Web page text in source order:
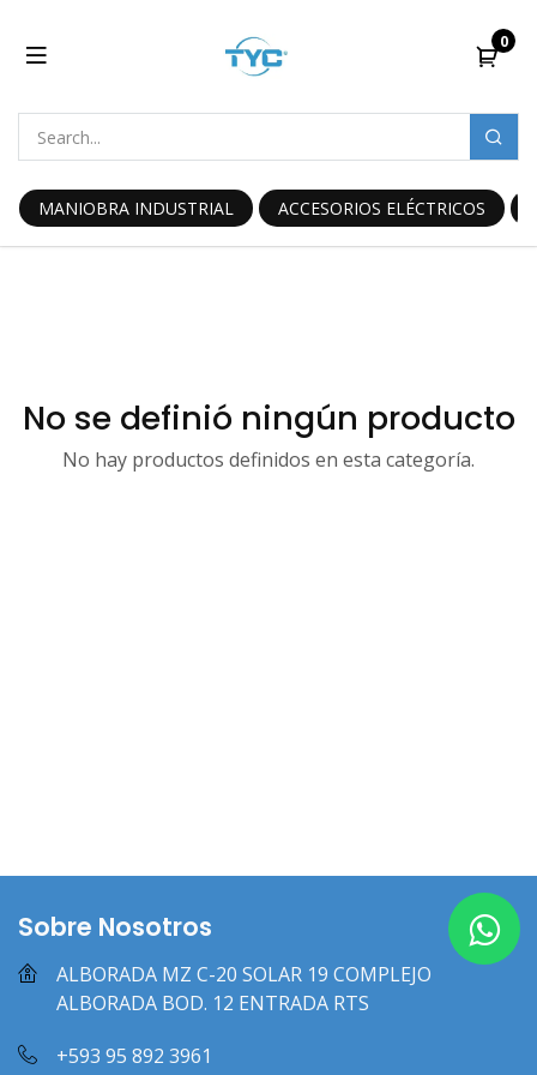
0
MANIOBRA INDUSTRIAL ACCESORIOS ELÉCTRICOS
No se definió ningún producto
No hay productos definidos en esta categoría.
Sobre Nosotros
ALBORADA MZ C-20 SOLAR 19 COMPLEJO
ALBORADA BOD. 12 ENTRADA RTS
+593 95 892 3961